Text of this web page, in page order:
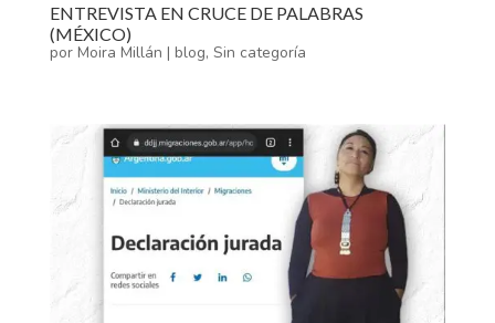
ENTREVISTA EN CRUCE DE PALABRAS
(MÉXICO)
por Moira Millán | blog, Sin categoría